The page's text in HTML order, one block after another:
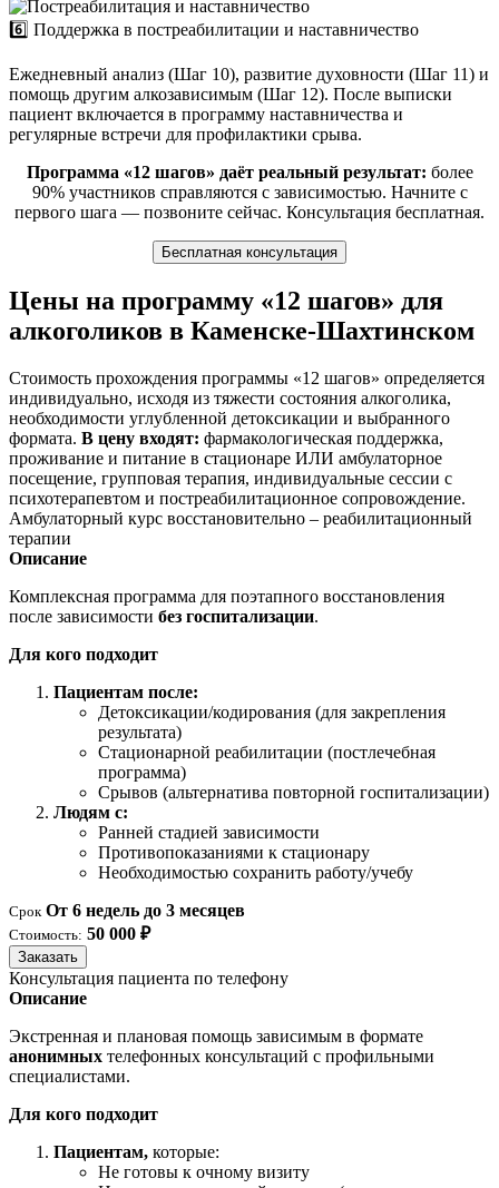
6️⃣ Поддержка в постреабилитации и наставничество
Ежедневный анализ (Шаг 10), развитие духовности (Шаг 11) и
помощь другим алкозависимым (Шаг 12). После выписки
пациент включается в программу наставничества и
регулярные встречи для профилактики срыва.
Программа «12 шагов» даёт реальный результат: более
90% участников справляются с зависимостью. Начните с
первого шага — позвоните сейчас. Консультация бесплатная.
Бесплатная консультация
Цены на программу «12 шагов» для
алкоголиков в Каменске-Шахтинском
Стоимость прохождения программы «12 шагов» определяется
индивидуально, исходя из тяжести состояния алкоголика,
необходимости углубленной детоксикации и выбранного
формата. В цену входят: фармакологическая поддержка,
проживание и питание в стационаре ИЛИ амбулаторное
посещение, групповая терапия, индивидуальные сессии с
психотерапевтом и постреабилитационное сопровождение.
Амбулаторный курс восстановительно – реабилитационный
терапии
Описание
Комплексная программа для поэтапного восстановления
после зависимости без госпитализации.
Для кого подходит
Пациентам после:
Детоксикации/кодирования (для закрепления
результата)
Стационарной реабилитации (постлечебная
программа)
Срывов (альтернатива повторной госпитализации)
Людям с:
Ранней стадией зависимости
Противопоказаниями к стационару
Необходимостью сохранить работу/учебу
Срок От 6 недель до 3 месяцев
Стоимость: 50 000 ₽
Заказать
Консультация пациента по телефону
Описание
Экстренная и плановая помощь зависимым в формате
анонимных телефонных консультаций с профильными
специалистами.
Для кого подходит
Пациентам, которые:
Не готовы к очному визиту